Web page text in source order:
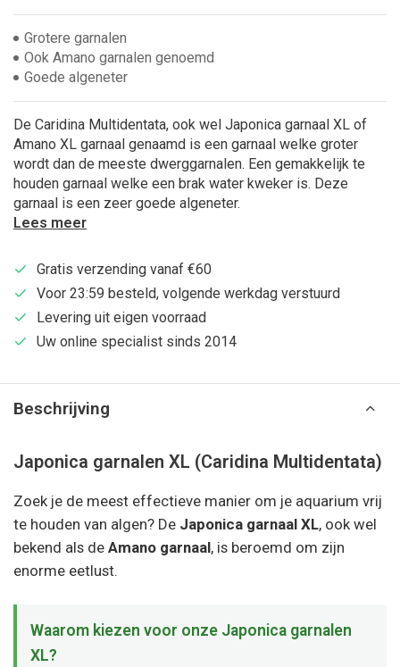
Grotere garnalen
Ook Amano garnalen genoemd
Goede algeneter
De Caridina Multidentata, ook wel Japonica garnaal XL of
Amano XL garnaal genaamd is een garnaal welke groter
wordt dan de meeste dwerggarnalen. Een gemakkelijk te
houden garnaal welke een brak water kweker is. Deze
garnaal is een zeer goede algeneter.
Lees meer
Gratis verzending vanaf €60
Voor 23:59 besteld, volgende werkdag verstuurd
Levering uit eigen voorraad
Uw online specialist sinds 2014
Beschrijving
Japonica garnalen XL (Caridina Multidentata)
Zoek je de meest effectieve manier om je aquarium vrij
te houden van algen? De Japonica garnaal XL, ook wel
bekend als de Amano garnaal, is beroemd om zijn
enorme eetlust.
Waarom kiezen voor onze Japonica garnalen
XL?